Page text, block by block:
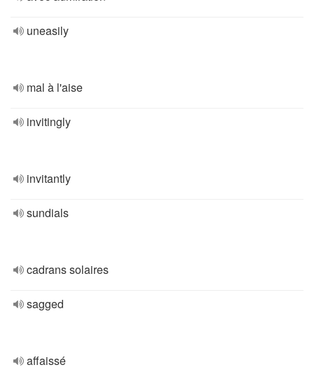
uneasily
mal à l'aise
invitingly
invitantly
sundials
cadrans solaires
sagged
affaissé